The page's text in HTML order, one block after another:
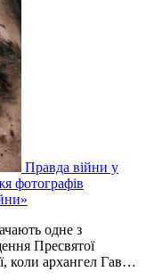
Правда війни у
фотографів
одне з
Пресвятої
коли архангел Гав…